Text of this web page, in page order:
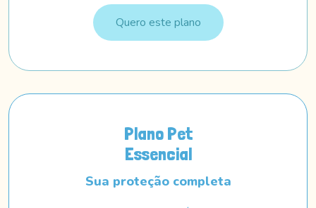
Quero este plano
Plano Pet
Essencial
Sua proteção completa